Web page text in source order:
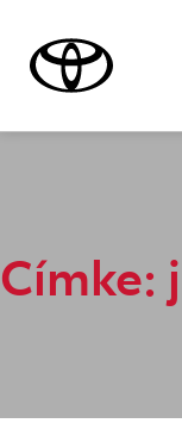
Címke: